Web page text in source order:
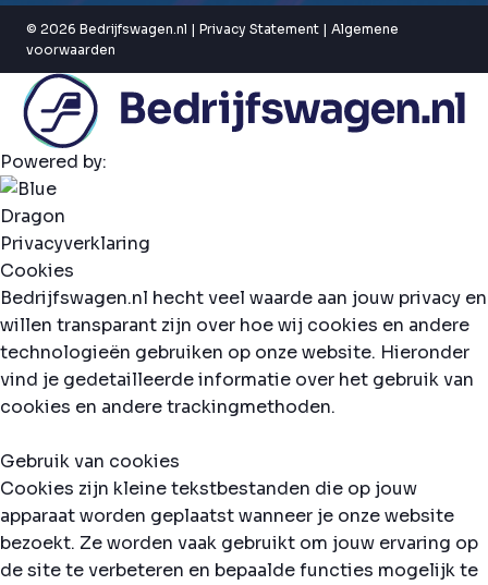
© 2026 Bedrijfswagen.nl | Privacy Statement | Algemene
voorwaarden
Powered by:
Privacyverklaring
Cookies
Bedrijfswagen.nl hecht veel waarde aan jouw privacy en
willen transparant zijn over hoe wij cookies en andere
technologieën gebruiken op onze website. Hieronder
vind je gedetailleerde informatie over het gebruik van
cookies en andere trackingmethoden.
Gebruik van cookies
Cookies zijn kleine tekstbestanden die op jouw
apparaat worden geplaatst wanneer je onze website
bezoekt. Ze worden vaak gebruikt om jouw ervaring op
de site te verbeteren en bepaalde functies mogelijk te